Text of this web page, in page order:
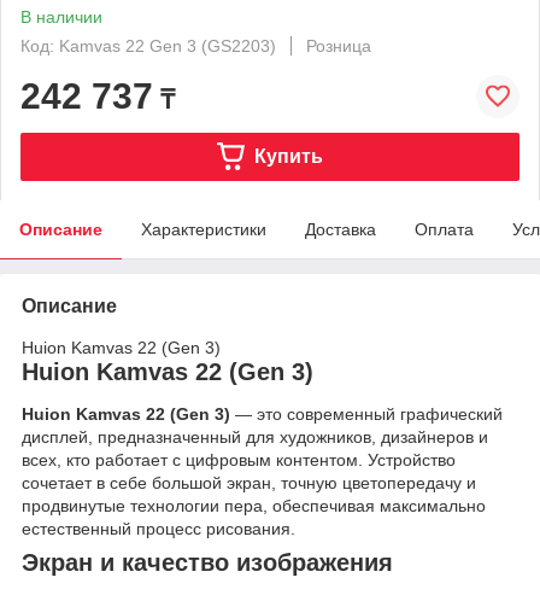
В наличии
Код: Kamvas 22 Gen 3 (GS2203)
Розница
242 737 ₸
Купить
Описание Характеристики Доставка Оплата
Описание
Huion Kamvas 22 (Gen 3)
Huion Kamvas 22 (Gen 3)
Huion Kamvas 22 (Gen 3) — это современный графический
дисплей, предназначенный для художников, дизайнеров и
всех, кто работает с цифровым контентом. Устройство
сочетает в себе большой экран, точную цветопередачу и
продвинутые технологии пера, обеспечивая максимально
естественный процесс рисования.
Экран и качество изображения